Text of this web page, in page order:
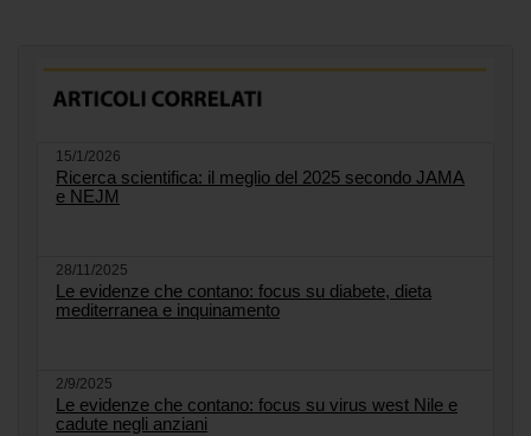
15/1/2026
Ricerca scientifica: il meglio del 2025 secondo JAMA
e NEJM
28/11/2025
Le evidenze che contano: focus su diabete, dieta
mediterranea e inquinamento
2/9/2025
Le evidenze che contano: focus su virus west Nile e
cadute negli anziani